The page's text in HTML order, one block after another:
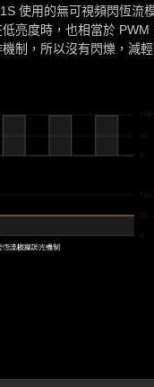
使用的無可視頻閃恆流
亮度時，也相當於 PWM
制，所以沒有閃爍，減輕